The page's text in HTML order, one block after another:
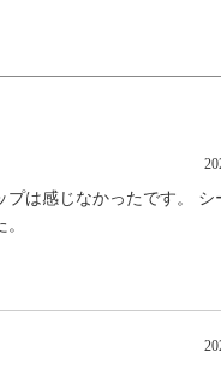
は感じなかったです。 シ